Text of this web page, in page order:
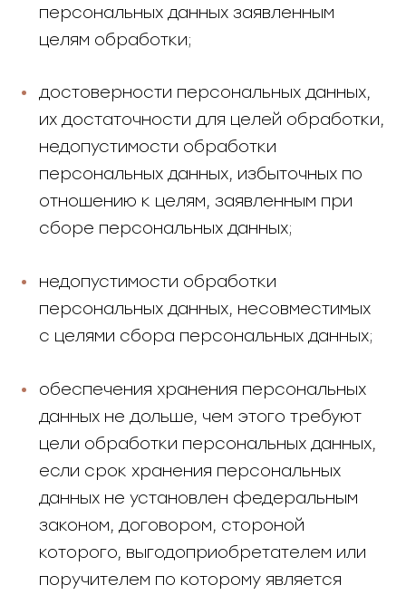
персональных данных заявленным
целям обработки;
достоверности персональных данных,
их достаточности для целей обработки,
недопустимости обработки
персональных данных, избыточных по
отношению к целям, заявленным при
сборе персональных данных;
недопустимости обработки
персональных данных, несовместимых
с целями сбора персональных данных;
обеспечения хранения персональных
данных не дольше, чем этого требуют
цели обработки персональных данных,
если срок хранения персональных
данных не установлен федеральным
законом, договором, стороной
которого, выгодоприобретателем или
поручителем по которому является